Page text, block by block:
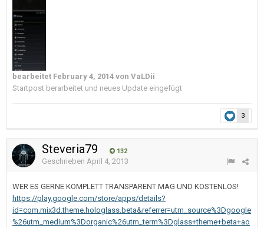
bearbeitet February 4, 2014 von VaLDii
Startpost berarbeitet und neues Update eingefügt
3
Steveria79 132
Geschrieben April 4, 2013
WER ES GERNE KOMPLETT TRANSPARENT MAG UND KOSTENLOS!
https://play.google.com/store/apps/details?
id=com.mix3d.theme.hologlass.beta&referrer=utm_source%3Dgoogle
%26utm_medium%3Dorganic%26utm_term%3Dglass+theme+beta+ao